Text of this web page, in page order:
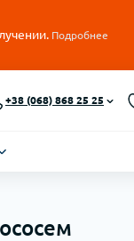
Подробнее
+38 (068) 868 25 25